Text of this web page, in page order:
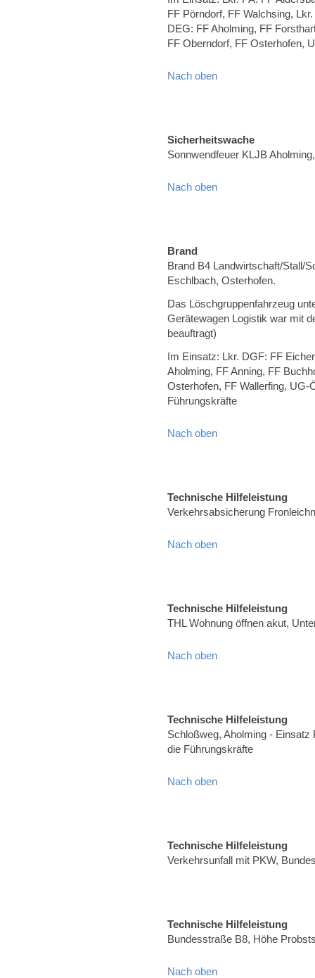
FF Pörndorf, FF Walchsing,
DEG: FF Aholming, FF
FF Oberndorf, FF Osterhofen,
Nach oben
Sicherheitswache
Sonnwendfeuer KLJB
Nach oben
Brand
Brand B4 Landwirtschaft/Stall/
Eschlbach, Osterhofen.
Das Löschgruppenfahrzeug
Gerätewagen Logistik war mit
beauftragt)
Im Einsatz: Lkr. DGF: FF
Aholming, FF Anning, FF
Osterhofen, FF Wallerfing, UG-
Führungskräfte
Nach oben
Technische Hilfeleistung
Verkehrsabsicherung
Nach oben
Technische Hilfeleistung
THL Wohnung öffnen akut,
Nach oben
Technische Hilfeleistung
Schloßweg, Aholming - Einsatz
die Führungskräfte
Nach oben
Technische Hilfeleistung
Verkehrsunfall mit PKW,
Technische Hilfeleistung
Bundesstraße B8, Höhe
Nach oben